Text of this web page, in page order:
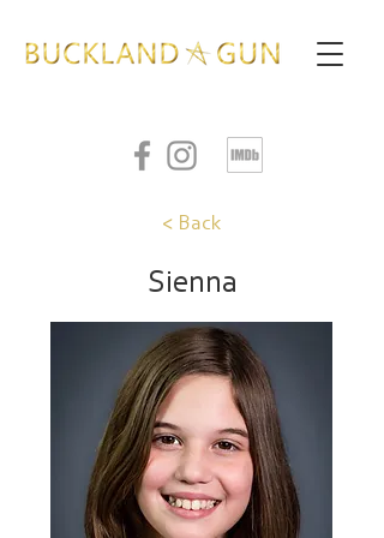
< Back
Sienna